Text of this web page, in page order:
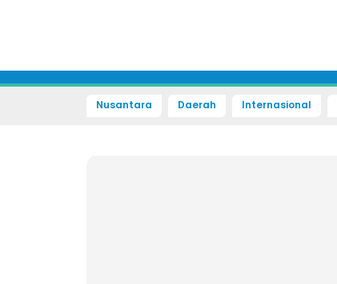
Nusantara Daerah Internasional